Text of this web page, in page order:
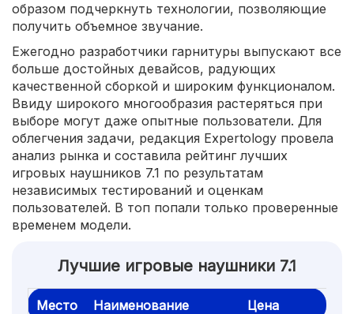
образом подчеркнуть технологии, позволяющие
получить объемное звучание.
Ежегодно разработчики гарнитуры выпускают все
больше достойных девайсов, радующих
качественной сборкой и широким функционалом.
Ввиду широкого многообразия растеряться при
выборе могут даже опытные пользователи. Для
облегчения задачи, редакция Expertology провела
анализ рынка и составила рейтинг лучших
игровых наушников 7.1 по результатам
независимых тестирований и оценкам
пользователей. В топ попали только проверенные
временем модели.
Лучшие игровые наушники 7.1
Место Наименование Цена